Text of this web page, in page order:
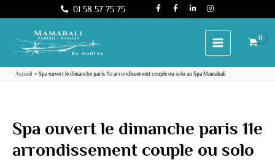
au
01 58 57 75 75
F
a
c
f
F
a
c
f
L
i
n
i
n
I
n
s
g
a
Accueil Spa ouvert le dimanche paris 11e arrondissement couple ou solo au Spa Mamabali
Spa ouvert le dimanche paris 11e
arrondissement couple ou solo